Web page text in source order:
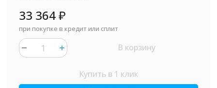
33 364₽
при покупке в кредит или сплит
В корзину
Купить в 1 клик